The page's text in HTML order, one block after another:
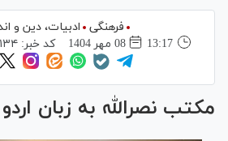
فرهنگی
ادبیات، دین و
13:17
08 مهر 1404 کد خبر:
مکتب نصرالله به زبان